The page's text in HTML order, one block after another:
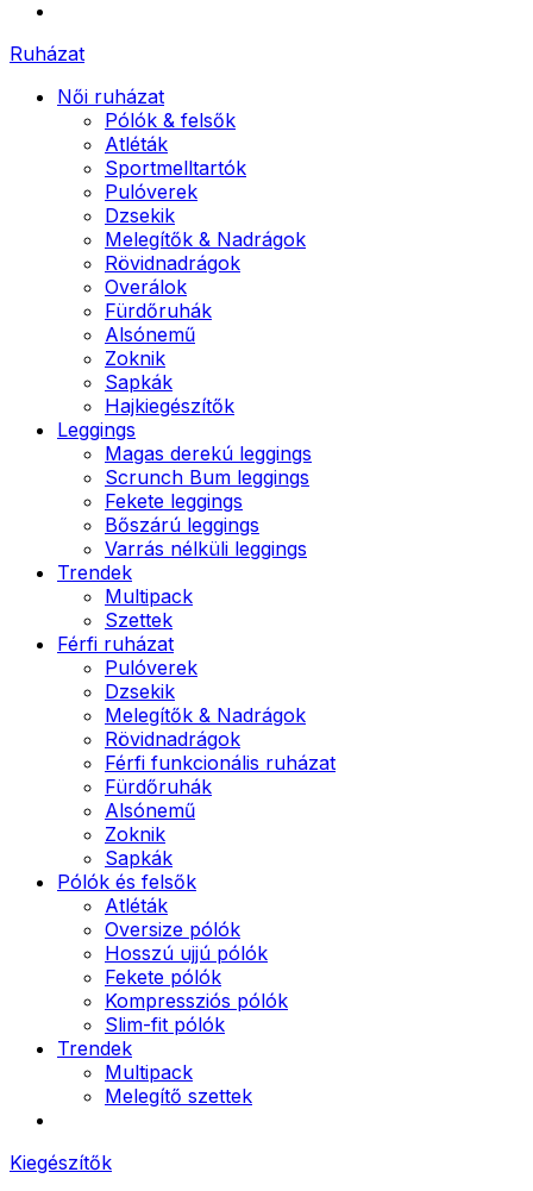
Ruházat
Női ruházat
Pólók & felsők
Atléták
Sportmelltartók
Pulóverek
Dzsekik
Melegítők & Nadrágok
Rövidnadrágok
Overálok
Fürdőruhák
Alsónemű
Zoknik
Sapkák
Hajkiegészítők
Leggings
Magas derekú leggings
Scrunch Bum leggings
Fekete leggings
Bőszárú leggings
Varrás nélküli leggings
Trendek
Multipack
Szettek
Férfi ruházat
Pulóverek
Dzsekik
Melegítők & Nadrágok
Rövidnadrágok
Férfi funkcionális ruházat
Fürdőruhák
Alsónemű
Zoknik
Sapkák
Pólók és felsők
Atléták
Oversize pólók
Hosszú ujjú pólók
Fekete pólók
Kompressziós pólók
Slim-fit pólók
Trendek
Multipack
Melegítő szettek
Kiegészítők